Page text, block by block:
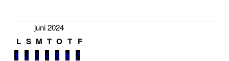
juni 2024
L S M T O T F
1 2 3 4 5 6 7